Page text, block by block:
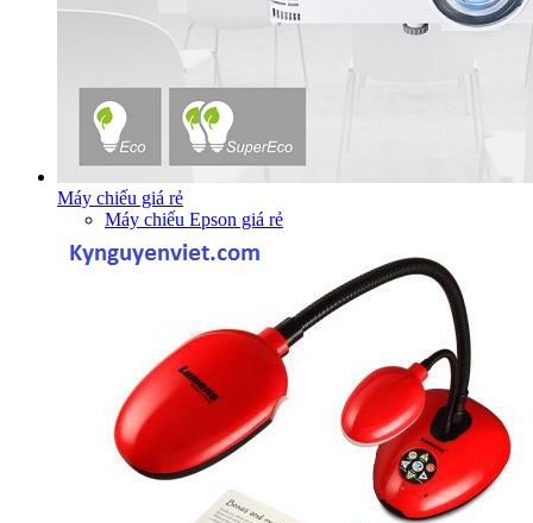
Máy chiếu giá rẻ
Máy chiếu Epson giá rẻ